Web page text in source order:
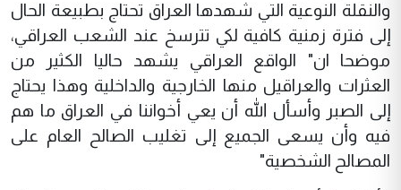
والنقلة النوعية التي شهدها العراق تحتاج بطبيعة الحال
إلى فترة زمنية كافية لكي تترسخ عند الشعب العراقي،
موضحا ان" الواقع العراقي يشهد حاليا الكثير من
العثرات والعراقيل منها الخارجية والداخلية وهذا يحتاج
إلى الصبر وأسأل الله أن يعي أخواننا في العراق ما هم
فيه وأن يسعى الجميع إلى تغليب الصالح العام على
المصالح الشخصية"